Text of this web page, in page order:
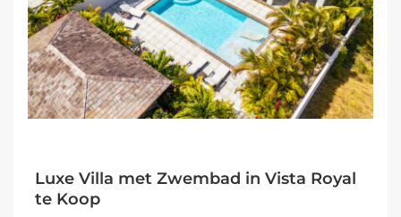
Luxe Villa met Zwembad in Vista Royal
te Koop